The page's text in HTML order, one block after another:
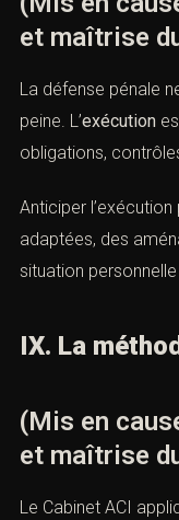
et maîtrise
La défense pénale
peine. L’exécution
obligations,
Anticiper
adaptées, des
situation
IX. La
(Mis en
et maîtrise
Le Cabinet ACI